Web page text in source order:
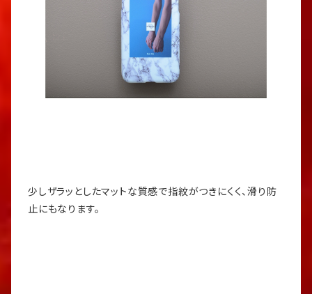
少しザラッとしたマットな質感で指紋がつきにくく、滑り防
止にもなります。